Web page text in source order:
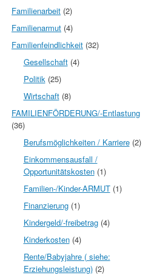
Familienarbeit (2)
Familienarmut (4)
Familienfeindlichkeit (32)
Gesellschaft(4)
Politik(25)
Wirtschaft(8)
FAMILIENFÖRDERUNG/-Entlastung
(36)
Berufsmöglichkeiten / Karriere(2)
Einkommensausfall /
Opportunitätskosten(1)
Familien-/Kinder-ARMUT(1)
Finanzierung(1)
Kindergeld/-freibetrag(4)
Kinderkosten(4)
Rente/Babyjahre ( siehe:
Erziehungsleistung)(2)